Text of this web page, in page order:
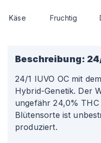
Käse Fruchtig
Beschreibung:
24/1 IUVO OC mit
Hybrid-Genetik. Der
ungefähr 24,0% THC
Blütensorte ist
produziert.